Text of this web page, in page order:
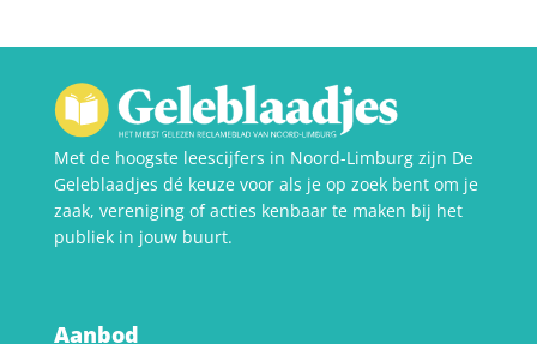
Met de hoogste leescijfers in Noord-Limburg zijn De
Geleblaadjes dé keuze voor als je op zoek bent om je
zaak, vereniging of acties kenbaar te maken bij het
publiek in jouw buurt.
Aanbod